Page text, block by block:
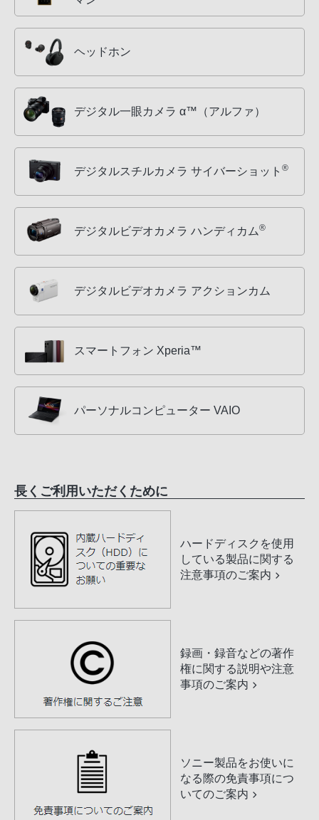
ヘッドホン
デジタル一眼カメラ α™（アルファ）
デジタルスチルカメラ サイバーショット ®
デジタルビデオカメラ ハンディカム®
デジタルビデオカメラ アクションカム
スマートフォン Xperia™
パーソナルコンピューター VAIO
長くご利用いただくために
ハードディスクを使用
している製品に関する
注意事項のご案内
録画・録音などの著作
権に関する説明や注意
事項のご案内
ソニー製品をお使いに
なる際の免責事項につ
いてのご案内